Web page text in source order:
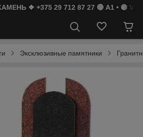
❖ +375 29 712 87 27 🔴 A1 • 🟣
Эксклюзивные памятники